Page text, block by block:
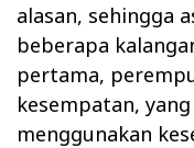
alasan, sehingga
beberapa
pertama,
kesempatan,
menggunakan